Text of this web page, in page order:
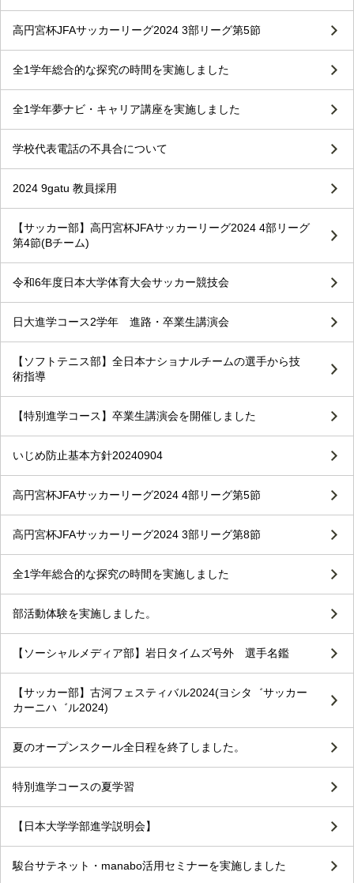
高円宮杯JFAサッカーリーグ2024 3部リーグ第5節
全1学年総合的な探究の時間を実施しました
全1学年夢ナビ・キャリア講座を実施しました
学校代表電話の不具合について
2024 9gatu 教員採用
【サッカー部】高円宮杯JFAサッカーリーグ2024 4部リーグ
第4節(Bチーム)
令和6年度日本大学体育大会サッカー競技会
日大進学コース2学年 進路・卒業生講演会
【ソフトテニス部】全日本ナショナルチームの選手から技
術指導
【特別進学コース】卒業生講演会を開催しました
いじめ防止基本方針20240904
高円宮杯JFAサッカーリーグ2024 4部リーグ第5節
高円宮杯JFAサッカーリーグ2024 3部リーグ第8節
全1学年総合的な探究の時間を実施しました
部活動体験を実施しました。
【ソーシャルメディア部】岩日タイムズ号外 選手名鑑
【サッカー部】古河フェスティバル2024(ヨシタ゛サッカー
カーニハ゛ル2024)
夏のオープンスクール全日程を終了しました。
特別進学コースの夏学習
【日本大学学部進学説明会】
駿台サテネット・manabo活用セミナーを実施しました